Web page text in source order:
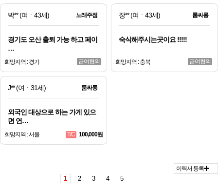
박**(여ㆍ43세) 노래주점
경기도 오산 출퇴 가능 하고 페이
…
희망지역 : 경기 급여협의
장**(여ㆍ43세) 룸싸롱
숙식해주시는곳이요 !!!!!
희망지역 : 충북 급여협의
J**(여ㆍ31세) 룸싸롱
외국인 대상으로 하는 가게 있으
면 연…
희망지역 : 서울 T/C 100,000원
이력서 등록
1 2 3 4 5